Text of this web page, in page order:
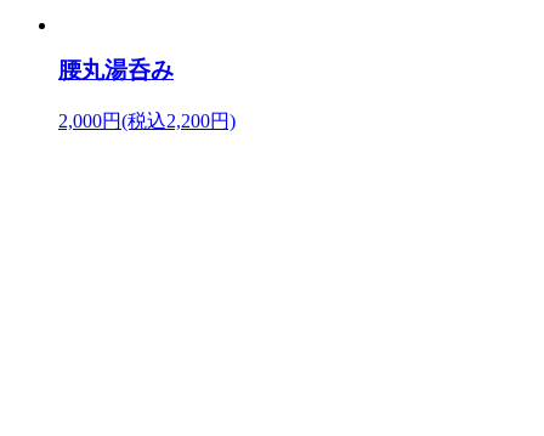
腰丸湯呑み
2,000円(税込2,200円)